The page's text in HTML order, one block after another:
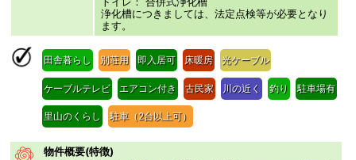
浄化槽につきましては、法定点検等が必要となり
ます。
田舎暮らし 別荘用 即入居可 床暖房 光ケーブル
ケーブルテレビ エアコン付き 古民家 川の近く 釣り 駐車場有
里山のくらし 駐車（2台以上可）
物件概要(特徴)